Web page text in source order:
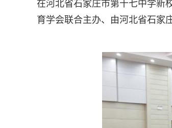
在河北省石家庄市第十七中学新
育学会联合主办、由河北省石家